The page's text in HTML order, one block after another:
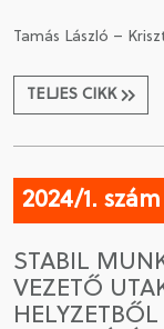
Tamás László –
TELJES CIKK
2024/1. szám
STABIL
VEZETŐ